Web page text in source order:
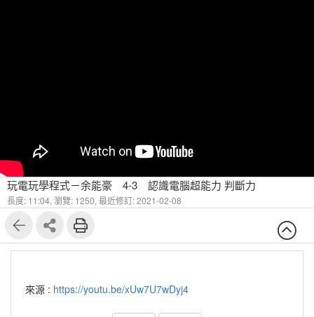
玩電玩學程式－余能豪 4-3 認識電腦超能力 判斷力
長度: 11:04, 瀏覽: 1250, 最近修訂: 2021-02-08
來源 : https://youtu.be/xUw7U7wDyj4